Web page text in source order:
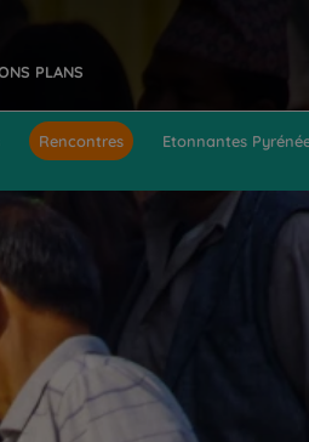
PLANS
Rencontres Etonnantes